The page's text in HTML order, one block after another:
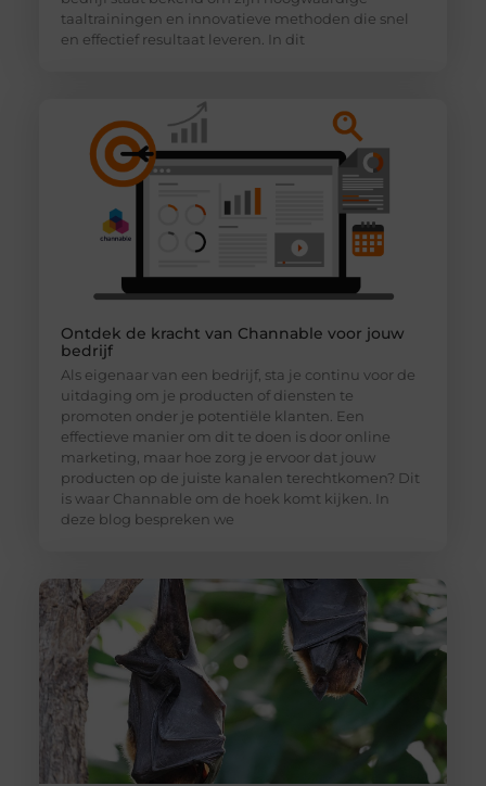
taaltrainingen en innovatieve methoden die snel
en effectief resultaat leveren. In dit
Ontdek de kracht van Channable voor jouw
bedrijf
Als eigenaar van een bedrijf, sta je continu voor de
uitdaging om je producten of diensten te
promoten onder je potentiële klanten. Een
effectieve manier om dit te doen is door online
marketing, maar hoe zorg je ervoor dat jouw
producten op de juiste kanalen terechtkomen? Dit
is waar Channable om de hoek komt kijken. In
deze blog bespreken we